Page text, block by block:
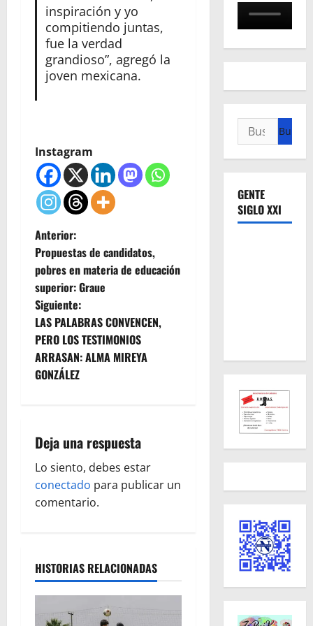
inspiración y yo
compitiendo juntas,
fue la verdad
grandioso”, agregó la
joven mexicana.
Instagram
N
a
v
e
g
a
i
ó
n
e
e
Anterior:
Propuestas de candidatos,
pobres en materia de educación
superior: Graue
Siguiente:
LAS PALABRAS CONVENCEN,
PERO LOS TESTIMONIOS
ARRASAN: ALMA MIREYA
GONZÁLEZ
Deja una respuesta
Lo siento, debes estar
conectado para publicar un
comentario.
HISTORIAS RELACIONADAS
Buscar:
GENTE
SIGLO XXI